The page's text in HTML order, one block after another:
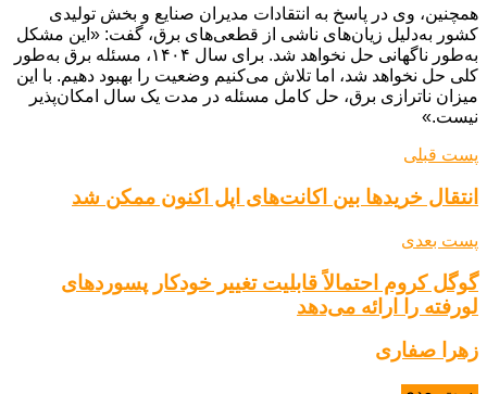
همچنین، وی در پاسخ به انتقادات مدیران صنایع و بخش تولیدی
کشور به‌دلیل زیان‌های ناشی از قطعی‌های برق، گفت: «این مشکل
به‌طور ناگهانی حل نخواهد شد. برای سال ۱۴۰۴، مسئله برق به‌طور
کلی حل نخواهد شد، اما تلاش می‌کنیم وضعیت را بهبود دهیم. با این
میزان ناترازی برق، حل کامل مسئله در مدت یک سال امکان‌پذیر
نیست.»
پست قبلی
انتقال خریدها بین اکانت‌های اپل اکنون ممکن شد
پست بعدی
گوگل کروم احتمالاً قابلیت تغییر خودکار پسوردهای
لورفته را ارائه می‌دهد
زهرا صفاری